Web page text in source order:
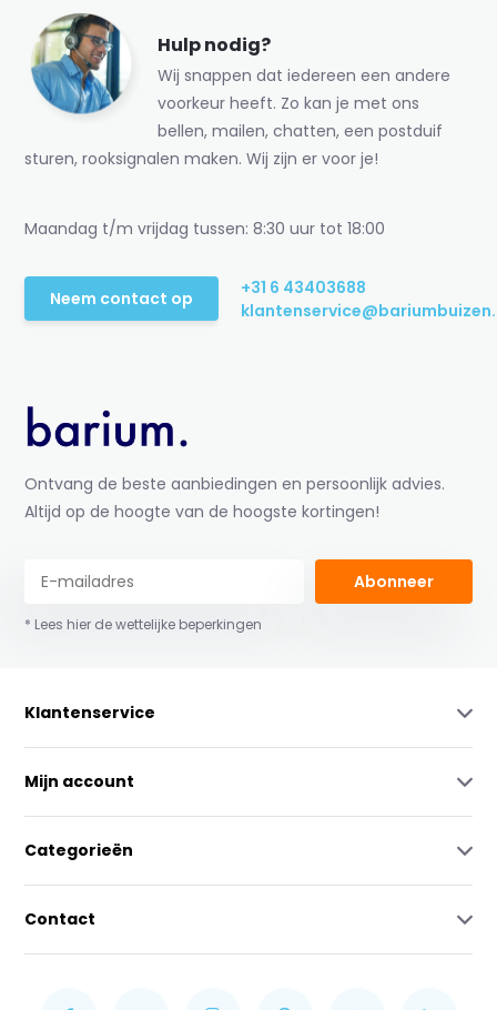
Hulp nodig?
Wij snappen dat iedereen een andere
voorkeur heeft. Zo kan je met ons
bellen, mailen, chatten, een postduif
sturen, rooksignalen maken. Wij zijn er voor je!
Maandag t/m vrijdag tussen: 8:30 uur tot 18:00
Neem contact op
+31 6 43403688
Ontvang de beste aanbiedingen en persoonlijk advies.
Altijd op de hoogte van de hoogste kortingen!
Abonneer
* Lees hier de wettelijke beperkingen
Klantenservice
Mijn account
Categorieën
Contact